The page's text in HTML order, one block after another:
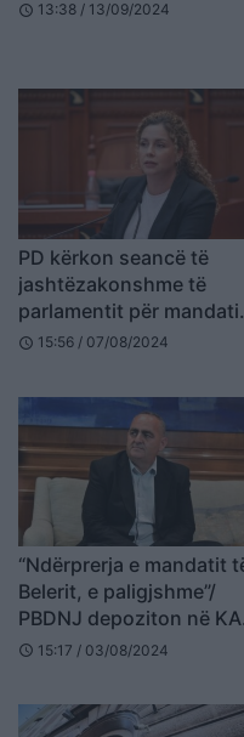
schedule 13:38 / 13/09/2024
PD kërkon seancë të
jashtëzakonshme të
parlamentit për
e Olta Xhaçkës
schedule 15:56 / 07/08/2024
“Ndërprerja e mandatit
Belerit, e paligjshme”/
PBDNJ depoziton në
ankimimin, kërkon
schedule 15:17 / 03/08/2024